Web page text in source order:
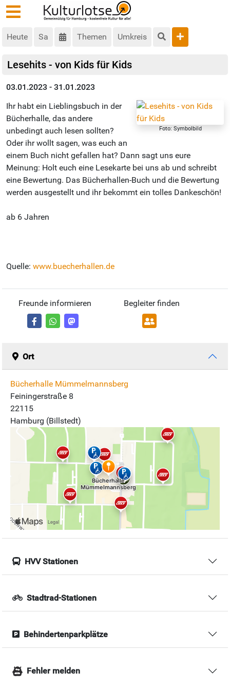
Heute Sa Themen Umkreis
Lesehits - von Kids für Kids
03.01.2023 - 31.01.2023
Foto: Symbolbild
Ihr habt ein Lieblingsbuch in der
Bücherhalle, das andere
unbedingt auch lesen sollten?
Oder ihr wollt sagen, was euch an
einem Buch nicht gefallen hat? Dann sagt uns eure
Meinung: Holt euch eine Lesekarte bei uns ab und schreibt
eine Bewertung. Das Bücherhallen-Buch und die Bewertung
werden ausgestellt und ihr bekommt ein tolles Dankeschön!
ab 6 Jahren
Quelle: www.buecherhallen.de
Freunde informieren Begleiter finden
Ort
Bücherhalle Mümmelmannsberg
Feiningerstraße 8
22115
Hamburg (Billstedt)
HVV Stationen
Stadtrad-Stationen
Behindertenparkplätze
Fehler melden